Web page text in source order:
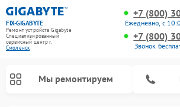
FIX-GIGABYTE
Ремонт устройств Gigabyte
Специализированный
cервисный центр г.
Смоленск
+7 (800)
Ежедневно, с
+7 (800)
Звонок
Мы ремонтируем